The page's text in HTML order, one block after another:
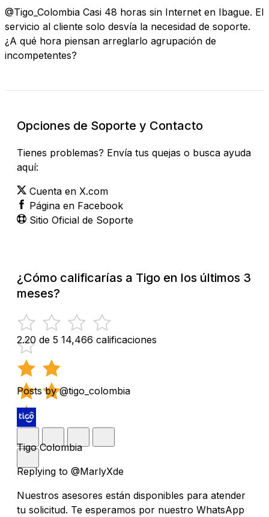
@Tigo_Colombia Casi 48 horas sin Internet en Ibague. El
servicio al cliente solo desvía la necesidad de soporte.
¿A qué hora piensan arreglarlo agrupación de
incompetentes?
Opciones de Soporte y Contacto
Tienes problemas? Envía tus quejas o busca ayuda
aquí:
Cuenta en X.com
Página en Facebook
Sitio Oficial de Soporte
¿Cómo calificarías a Tigo en los últimos 3
meses?
2.20 de 5 14,466 calificaciones
Posts by @tigo_colombia
Tigo Colombia
Replying to @MarlyXde
Nuestros asesores están disponibles para atender
tu solicitud. Te esperamos por nuestro WhatsApp